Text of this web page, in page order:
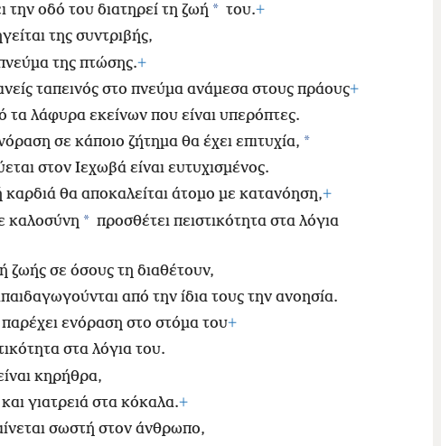
την οδό του διατηρεί τη ζωή * του.+
της συντριβής,
της πτώσης.+
ταπεινός στο πνεύμα ανάμεσα στους πράους+
τα λάφυρα εκείνων που είναι υπερόπτες.
σε κάποιο ζήτημα θα έχει επιτυχία, *
στον Ιεχωβά είναι ευτυχισμένος.
θα αποκαλείται άτομο με κατανόηση,+
καλοσύνη * προσθέτει πειστικότητα στα λόγια
ζωής σε όσους τη διαθέτουν,
από την ίδια τους την ανοησία.
ενόραση στο στόμα του+
στα λόγια του.
κηρήθρα,
και γιατρειά στα κόκαλα.+
σωστή στον άνθρωπο,